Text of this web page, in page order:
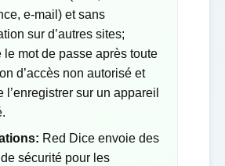
e-mail) et sans
sur d’autres sites;
le mot de passe après toute
d’accès non autorisé et
l’enregistrer sur un appareil
Red Dice envoie des
sécurité pour les